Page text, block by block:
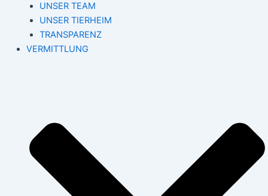
UNSER TEAM
UNSER TIERHEIM
TRANSPARENZ
VERMITTLUNG